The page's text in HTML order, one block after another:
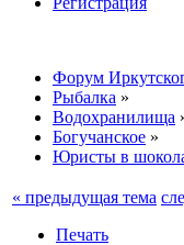
Форум
Рыбалка »
Водохранилища
Богучанское »
Юристы в
« предыдущая тема
Печать